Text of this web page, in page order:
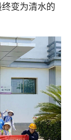
变为清水的